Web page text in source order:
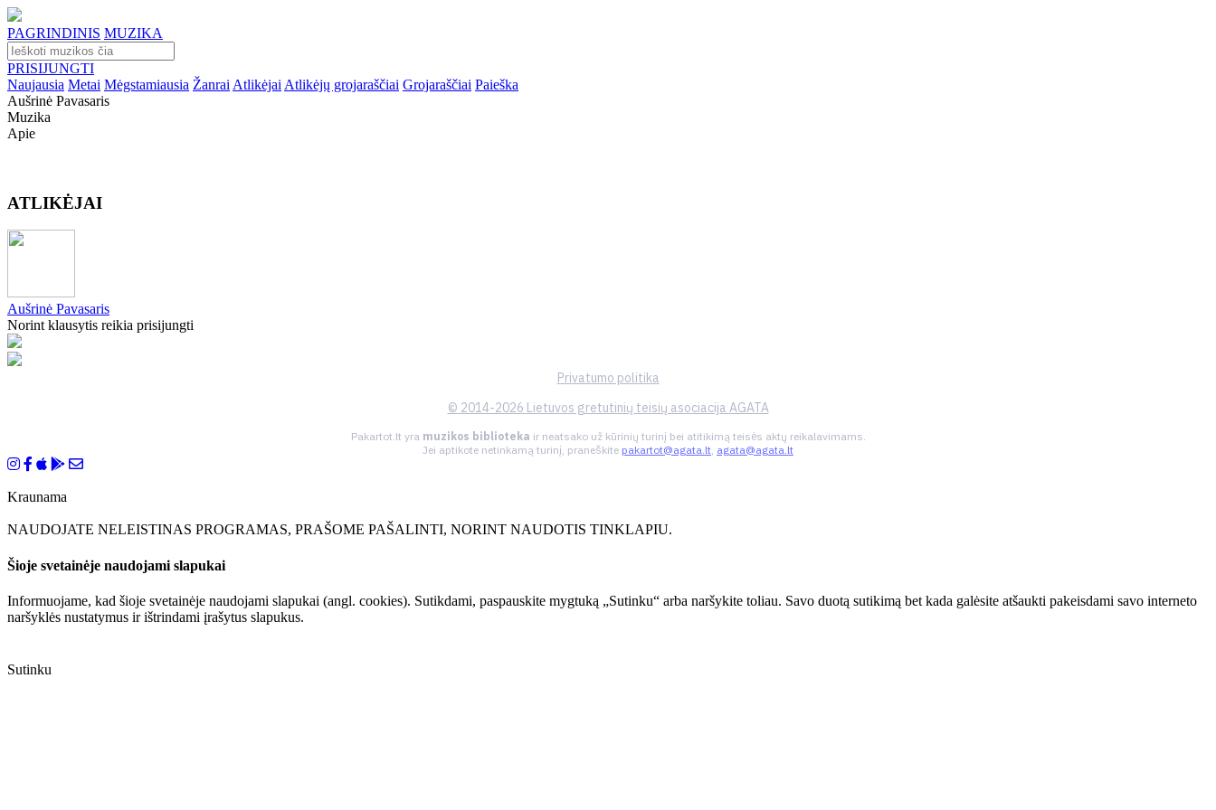
PAGRINDINIS MUZIKA
PRISIJUNGTI
Naujausia Metai Mėgstamiausia Žanrai Atlikėjai Atlikėjų grojaraščiai Grojaraščiai Paieška
Aušrinė Pavasaris
Muzika
Apie
ATLIKĖJAI
Aušrinė Pavasaris
Norint klausytis reikia prisijungti
Privatumo politika
© 2014-2026 Lietuvos gretutinių teisių asociacija AGATA
Pakartot.lt yra muzikos biblioteka ir neatsako už kūrinių turinį bei atitikimą teisės aktų reikalavimams.
Jei aptikote netinkamą turinį, praneškite pakartot@agata.lt, agata@agata.lt
Kraunama
NAUDOJATE NELEISTINAS PROGRAMAS, PRAŠOME PAŠALINTI, NORINT NAUDOTIS TINKLAPIU.
Šioje svetainėje naudojami slapukai
Informuojame, kad šioje svetainėje naudojami slapukai (angl. cookies). Sutikdami, paspauskite mygtuką „Sutinku“ arba naršykite toliau. Savo duotą sutikimą bet kada galėsite atšaukti pakeisdami savo interneto
naršyklės nustatymus ir ištrindami įrašytus slapukus.
Sutinku